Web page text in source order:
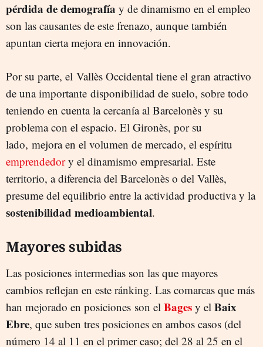
pérdida de demografía y de dinamismo en el empleo
son las causantes de este frenazo, aunque también
apuntan cierta mejora en innovación.
Por su parte, el Vallès Occidental tiene el gran atractivo
de una importante disponibilidad de suelo, sobre todo
teniendo en cuenta la cercanía al Barcelonès y su
problema con el espacio. El Gironès, por su
lado, mejora en el volumen de mercado, el espíritu
emprendedory el dinamismo empresarial. Este
territorio, a diferencia del Barcelonès o del Vallès,
presume del equilibrio entre la actividad productiva y la
sostenibilidad medioambiental.
Mayores subidas
Las posiciones intermedias son las que mayores
cambios reflejan en este ránking. Las comarcas que más
han mejorado en posiciones son el Bages y el Baix
Ebre, que suben tres posiciones en ambos casos (del
número 14 al 11 en el primer caso; del 28 al 25 en el